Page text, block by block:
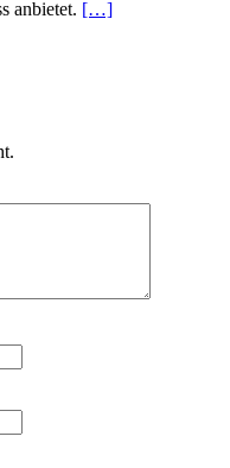
anbietet. […]